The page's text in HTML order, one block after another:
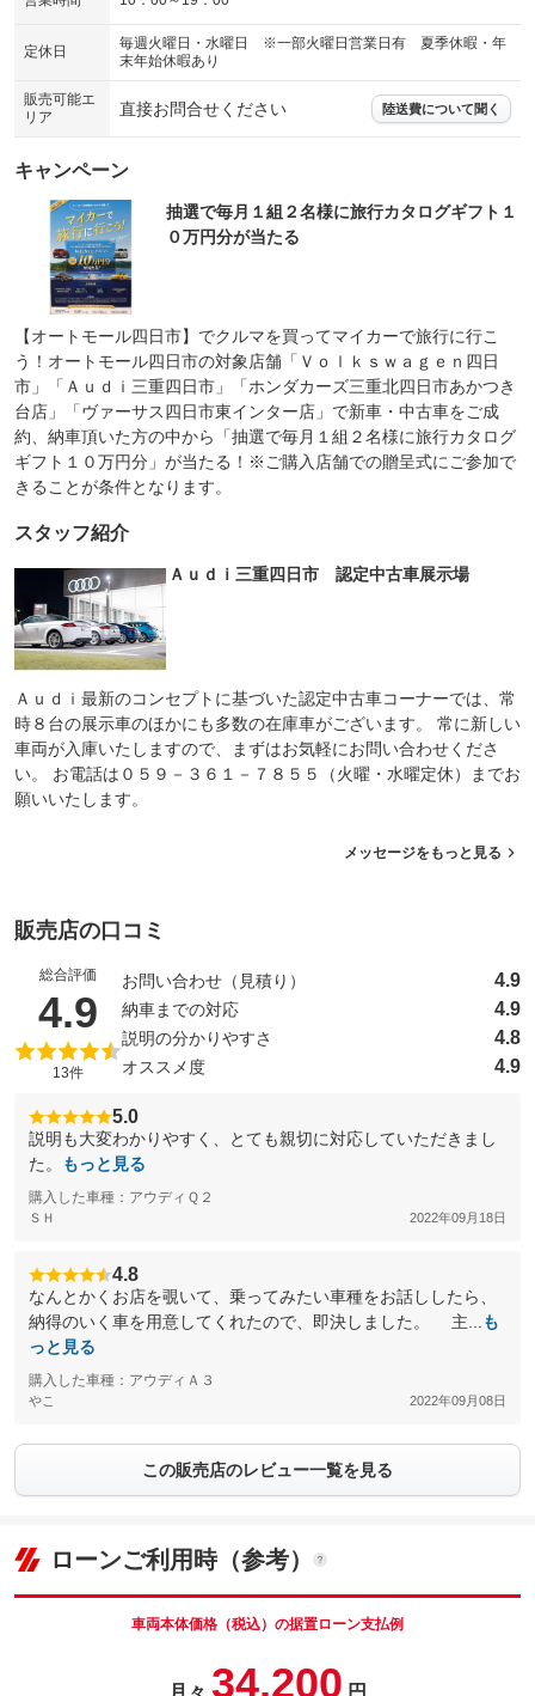
定休日
毎週火曜日・水曜日 ※一部火曜日営業日有 夏季休暇・年
末年始休暇あり
販売可能エ
リア
直接お問合せください 陸送費について聞く
キャンペーン
抽選で毎月１組２名様に旅行カタログギフト１
０万円分が当たる
【オートモール四日市】でクルマを買ってマイカーで旅行に行こ
う！オートモール四日市の対象店舗「Ｖｏｌｋｓｗａｇｅｎ四日
市」「Ａｕｄｉ三重四日市」「ホンダカーズ三重北四日市あかつき
台店」「ヴァーサス四日市東インター店」で新車・中古車をご成
約、納車頂いた方の中から「抽選で毎月１組２名様に旅行カタログ
ギフト１０万円分」が当たる！※ご購入店舗での贈呈式にご参加で
きることが条件となります。
スタッフ紹介
Ａｕｄｉ三重四日市 認定中古車展示場
Ａｕｄｉ最新のコンセプトに基づいた認定中古車コーナーでは、常
時８台の展示車のほかにも多数の在庫車がございます。 常に新しい
車両が入庫いたしますので、まずはお気軽にお問い合わせくださ
い。 お電話は０５９－３６１－７８５５（火曜・水曜定休）までお
願いいたします。
メッセージをもっと見る
販売店の口コミ
総合評価
4.9 （5点満点中）
13件
お問い合わせ（見積り） 4.9
納車までの対応 4.9
説明の分かりやすさ 4.8
オススメ度 4.9
5.0
説明も大変わかりやすく、とても親切に対応していただきまし
た。
もっと見る
購入した車種：アウディＱ２
ＳＨ 2022年09月18日
4.8
なんとかくお店を覗いて、乗ってみたい車種をお話ししたら、
納得のいく車を用意してくれたので、即決しました。 主...
も
っと見る
購入した車種：アウディＡ３
やこ 2022年09月08日
この販売店のレビュー一覧を見る
ローンご利用時（参考）
車両本体価格（税込）の据置ローン支払例
月々 34,200 円